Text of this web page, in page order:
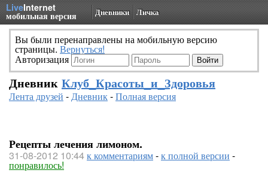
LiveInternet
мобильная версия Дневники Личка
Вы были перенаправлены на мобильную версию
страницы. Вернуться!
Авторизация
Дневник Клуб_Красоты_и_Здоровья
Лента друзей -Дневник-Полная версия
Рецепты лечения лимоном.
31-08-2012 10:44к комментариям-к полной версии -
понравилось!